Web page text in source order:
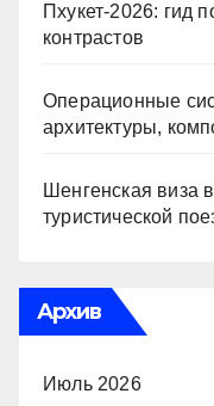
Пхукет-2026: гид
контрастов
Операционные
архитектуры,
Шенгенская виза
туристической
Архив
Июль 2026